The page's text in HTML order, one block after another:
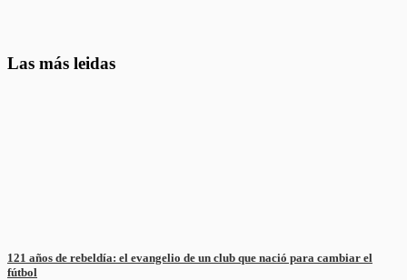
Las más leidas
121 años de rebeldía: el evangelio de un club que nació para cambiar el
fútbol